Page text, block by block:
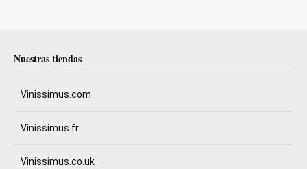
Nuestras tiendas
Vinissimus.com
Vinissimus.fr
Vinissimus.co.uk